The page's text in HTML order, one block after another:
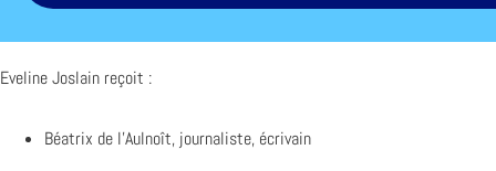
Eveline Joslain reçoit :
Béatrix de l’Aulnoît, journaliste, écrivain